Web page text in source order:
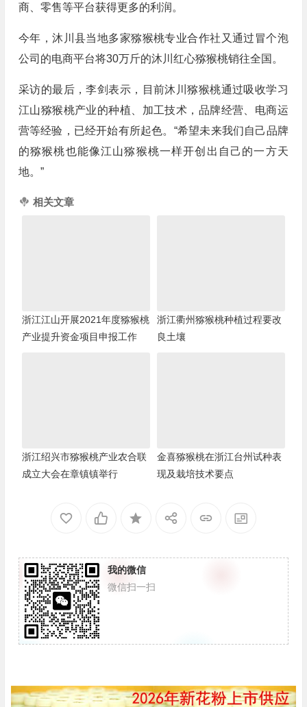
商、零售等平台获得更多的利润。
今年，沐川县当地多家猕猴桃专业合作社又通过冒个泡
公司的电商平台将30万斤的沐川红心猕猴桃销往全国。
采访的最后，李剑表示，目前沐川猕猴桃通过吸收学习
江山猕猴桃产业的种植、加工技术，品牌经营、电商运
营等经验，已经开始有所起色。“希望未来我们自己品牌
的猕猴桃也能像江山猕猴桃一样开创出自己的一方天
地。”
相关文章
浙江江山开展2021年度猕猴桃
产业提升资金项目申报工作
浙江衢州猕猴桃种植过程要改
良土壤
浙江绍兴市猕猴桃产业农合联
成立大会在章镇镇举行
金喜猕猴桃在浙江台州试种表
现及栽培技术要点
我的微信
微信扫一扫